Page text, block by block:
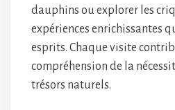
dauphins ou explorer les
expériences enrichissantes
esprits. Chaque visite
compréhension de la
trésors naturels.